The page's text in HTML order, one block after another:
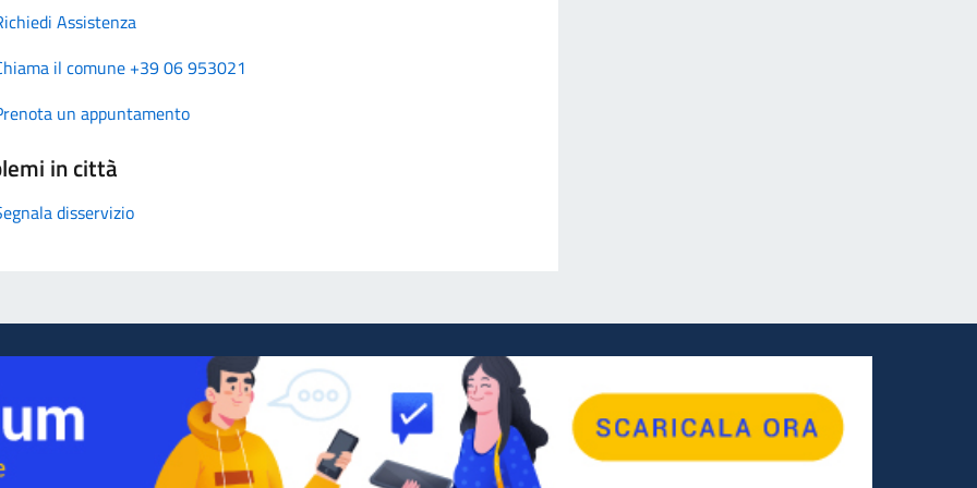
Assistenza
il comune +39 06 953021
un appuntamento
in città
disservizio